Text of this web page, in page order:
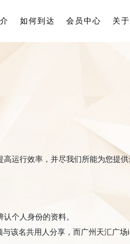
如何到达 会员中心 关
运行效率，并尽我们所能为您提
个人身份的资料。
该名共用人分享，而广州天汇广场